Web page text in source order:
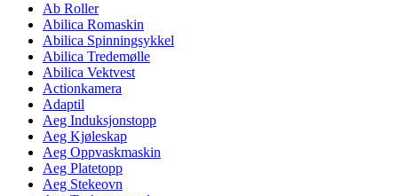
Ab Roller
Abilica Romaskin
Abilica Spinningsykkel
Abilica Tredemølle
Abilica Vektvest
Actionkamera
Adaptil
Aeg Induksjonstopp
Aeg Kjøleskap
Aeg Oppvaskmaskin
Aeg Platetopp
Aeg Stekeovn